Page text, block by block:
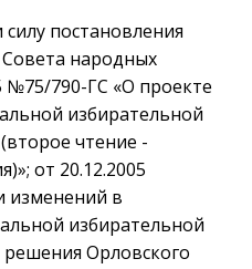
постановления
народных
№75/790-ГС «О проекте
избирательной
чтение -
от 20.12.2005
изменений в
избирательной
Орловского